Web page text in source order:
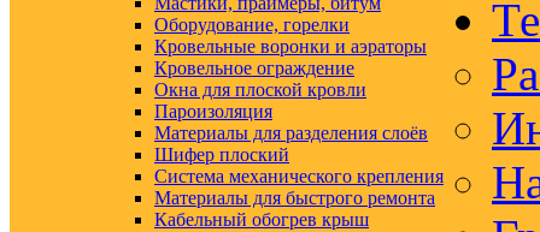
Оборудование, горелки
Кровельные воронки и аэраторы
Кровельное ограждение
Окна для плоской кровли
Пароизоляция
Материалы для разделения слоёв
Шифер плоский
Система механического крепления
Материалы для быстрого ремонта
Кабельный обогрев крыш